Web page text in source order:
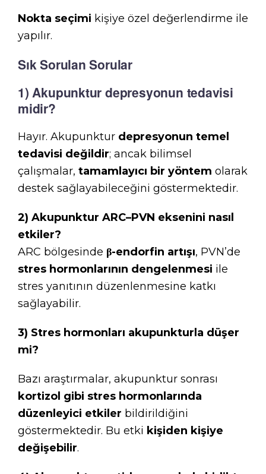
Nokta seçimi kişiye özel değerlendirme ile
yapılır.
Sık Sorulan Sorular
1) Akupunktur depresyonun tedavisi
midir?
Hayır. Akupunktur depresyonun temel
tedavisi değildir; ancak bilimsel
çalışmalar, tamamlayıcı bir yöntem olarak
destek sağlayabileceğini göstermektedir.
2) Akupunktur ARC–PVN eksenini nasıl
etkiler?
ARC bölgesinde β-endorfin artışı, PVN’de
stres hormonlarının dengelenmesi ile
stres yanıtının düzenlenmesine katkı
sağlayabilir.
3) Stres hormonları akupunkturla düşer
mi?
Bazı araştırmalar, akupunktur sonrası
kortizol gibi stres hormonlarında
düzenleyici etkiler bildirildiğini
göstermektedir. Bu etki kişiden kişiye
değişebilir.